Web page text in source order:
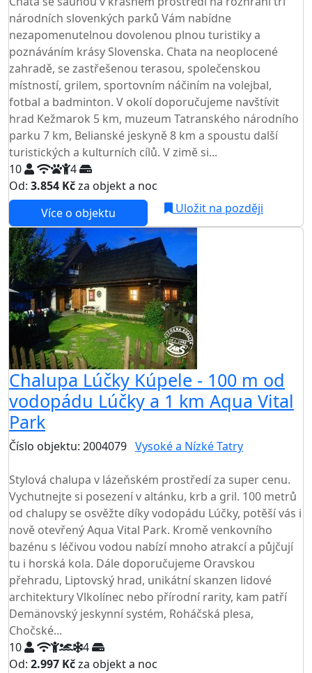
národních slovenkých parků Vám nabídne
nezapomenutelnou dovolenou plnou turistiky a
poznáváním krásy Slovenska. Chata na neoplocené
zahradě, se zastřešenou terasou, společenskou
místností, grilem, sportovním náčiním na volejbal,
fotbal a badminton. V okolí doporučujeme navštívit
hrad Kežmarok 5 km, muzeum Tatranského národního
parku 7 km, Belianské jeskyně 8 km a spoustu další
turistických a kulturních cílů. V zimě si...
10
4
Od: 3.854 Kčza objekt a noc
Více o objektu
Uložit na později
Chalupa Lúčky Kúpele - 100 m od
vodopádu Lúčky a 1 km Aqua Vital
Park
Číslo objektu: 2004079 Vysoké a Nízké Tatry
Stylová chalupa v lázeňském prostředí za super cenu.
Vychutnejte si posezení v altánku, krb a gril. 100 metrů
od chalupy se osvěžte díky vodopádu Lúčky, potěší vás i
nově otevřený Aqua Vital Park. Kromě venkovního
bazénu s léčivou vodou nabízí mnoho atrakcí a půjčují
tu i horská kola. Dále doporučujeme Oravskou
přehradu, Liptovský hrad, unikátní skanzen lidové
architektury Vlkolínec nebo přírodní rarity, kam patří
Demänovský jeskynní systém, Roháčská plesa,
Chočské...
10
4
Od: 2.997 Kčza objekt a noc